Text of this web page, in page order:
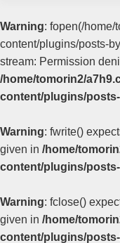
Warning: fopen(/home/
content/plugins/posts-
stream: Permission
/home/tomorin2/
content/plugins/
Warning: fwrite()
given in /home/
content/plugins/
Warning: fclose()
given in /home/
content/plugins/